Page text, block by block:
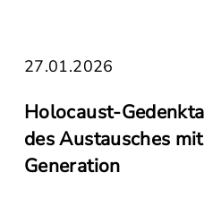
27.01.2026
Holocaust-
des Austausches
Generation